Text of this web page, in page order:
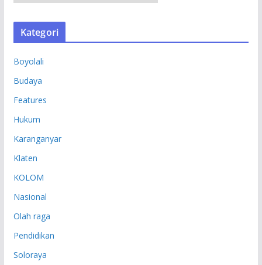
R
S
Kategori
Boyolali
Budaya
Features
Hukum
Karanganyar
Klaten
KOLOM
Nasional
Olah raga
Pendidikan
Soloraya